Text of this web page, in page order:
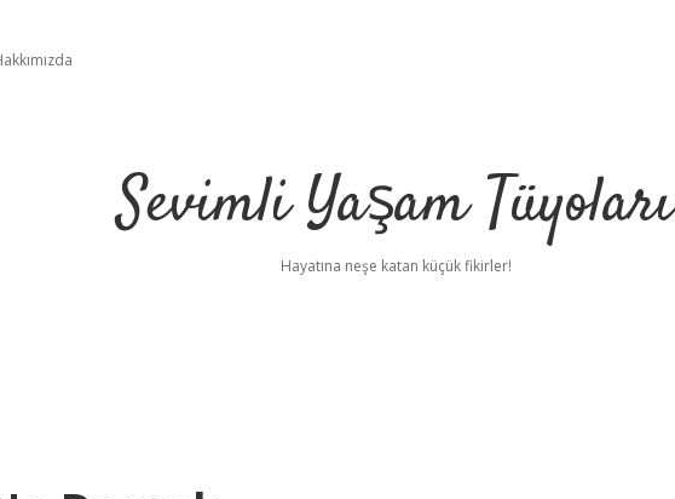
Sevimli Yaşam Tüyoları
Hayatına neşe katan küçük fikirler!